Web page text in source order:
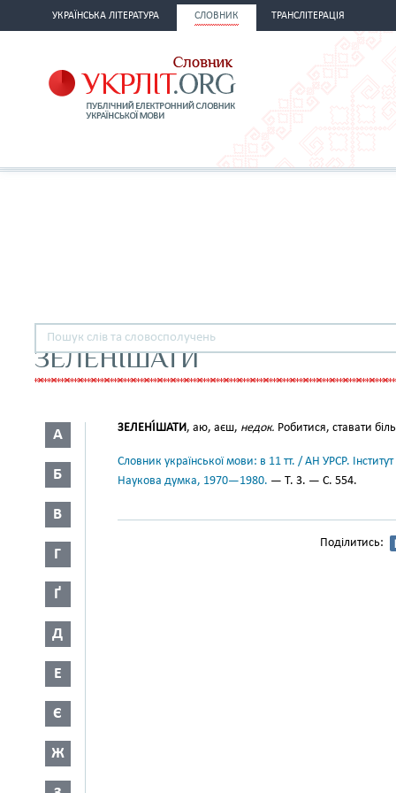
УКРАЇНСЬКА ЛІТЕРАТУРА СЛОВНИК ТРАНСЛІТЕРАЦІЯ
ЗЕЛЕНІШАТИ
А
Б
В
Г
Ґ
Д
Е
Є
Ж
ЗЕЛЕНІ́ШАТИ, аю, аєш, недок. Робитися, ставати
Словник української мови: в 11 тт. / АН УРСР.
Наукова думка, 1970—1980. — Т. 3. — С. 554.
Поділитись: